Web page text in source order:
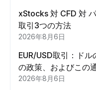
xStocks 対 CFD 対
取引3つの方法
2026年8月6日
EUR/USD取引：ドル
の政策、およびこの
2026年8月6日